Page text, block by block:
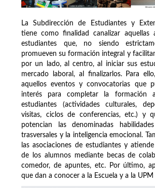
La Subdirección de Estudiantes y
tiene como finalidad canalizar aquellas
estudiantes que, no siendo
promueven su formación integral y
por un lado, al centro, al iniciar sus
mercado laboral, al finalizarlos. Para
aquellos eventos y convocatorias que
interés para completar la formación
estudiantes (actividades culturales,
visitas, ciclos de conferencias, etc.) y
potencian las denominadas
trasversales y la inteligencia emocional.
las asociaciones de estudiantes y
de los alumnos mediante becas de
comedor, de apuntes, etc. Por último,
que dan a conocer a la Escuela y a la